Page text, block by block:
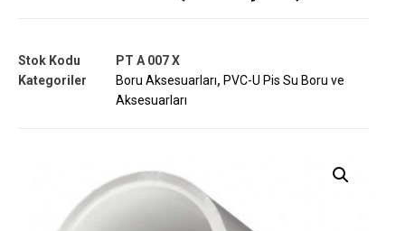
Stok Kodu
PT A 007 X
Kategoriler
Boru Aksesuarları, PVC-U Pis Su Boru ve
Aksesuarları